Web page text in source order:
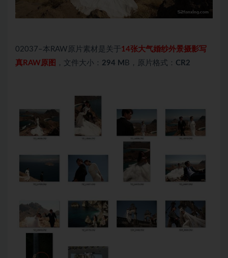
02037–本RAW原片素材是关于14张大气婚纱外景摄影写
真RAW原图
，文件大小： 294 M B，原片格式： CR2